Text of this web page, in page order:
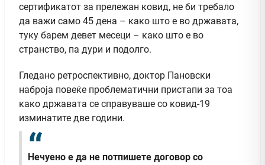
сертификатот за прележан ковид, не би требало
да важи само 45 дена – како што е во државата,
туку барем девет месеци – како што е во
странство, па дури и подолго.
Гледано ретроспективно, доктор Пановски
наброја повеќе проблематични пристапи за тоа
како државата се справуваше со ковид-19
изминатите две години.
Нечуено е да не потпишете договор со